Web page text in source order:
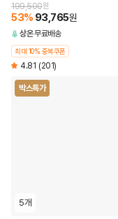
199,500원
53% 93,765원
상온무료배송
최대 10% 중복쿠폰
4.81 (201)
박스특가
5개